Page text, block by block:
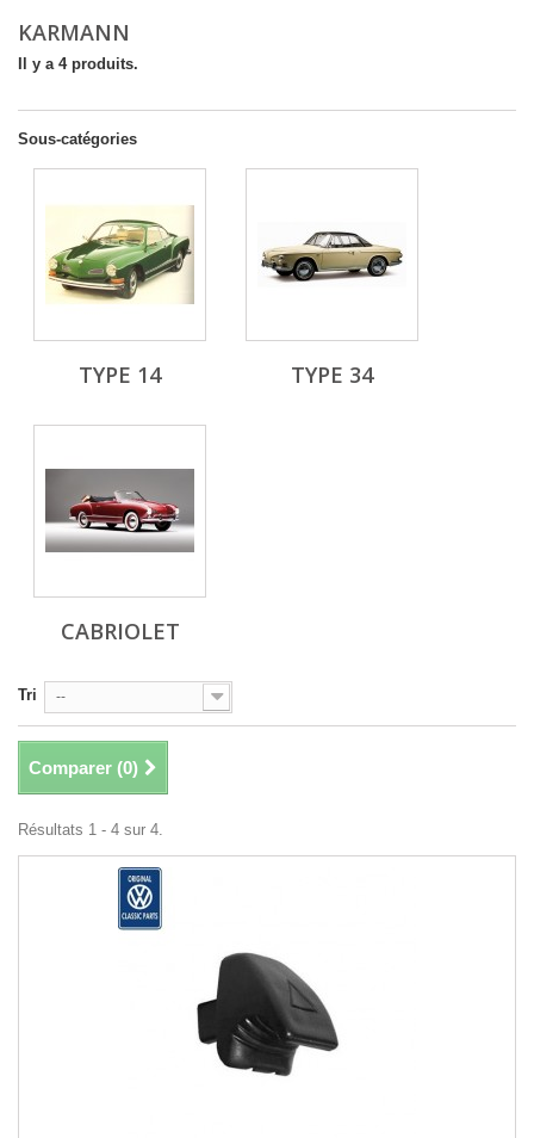
KARMANN
Il y a 4 produits.
Sous-catégories
TYPE 14 TYPE 34
CABRIOLET
Tri --
Comparer (0)
Résultats 1 - 4 sur 4.